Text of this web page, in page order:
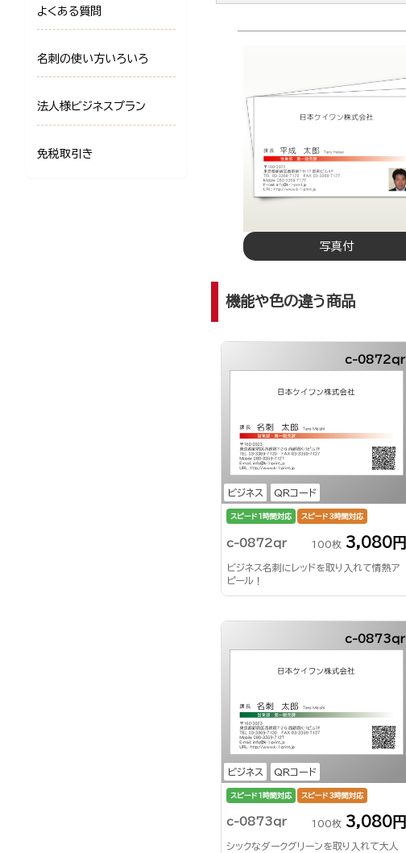
写真付
機能や色の違う商品
ビジネス QRコード
c-0872qr
スピード1時間対応 スピード3時間対応
c-0872qr 100枚 3,080円
ビジネス名刺にレッドを取り入れて情熱ア
ピール！
ビジネス QRコード
c-0873qr
スピード1時間対応 スピード3時間対応
c-0873qr 100枚 3,080円
シックなダークグリーンを取り入れて大人
よくある質問
名刺の使い方いろいろ
法人様ビジネスプラン
免税取引き